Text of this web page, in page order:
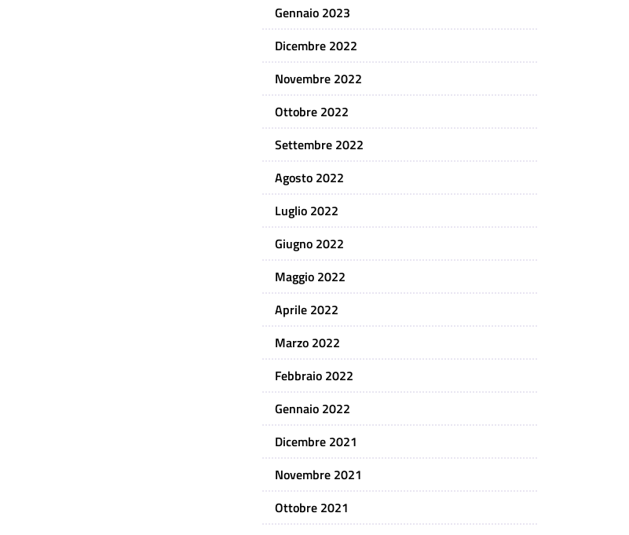
Gennaio 2023
Dicembre 2022
Novembre 2022
Ottobre 2022
Settembre 2022
Agosto 2022
Luglio 2022
Giugno 2022
Maggio 2022
Aprile 2022
Marzo 2022
Febbraio 2022
Gennaio 2022
Dicembre 2021
Novembre 2021
Ottobre 2021